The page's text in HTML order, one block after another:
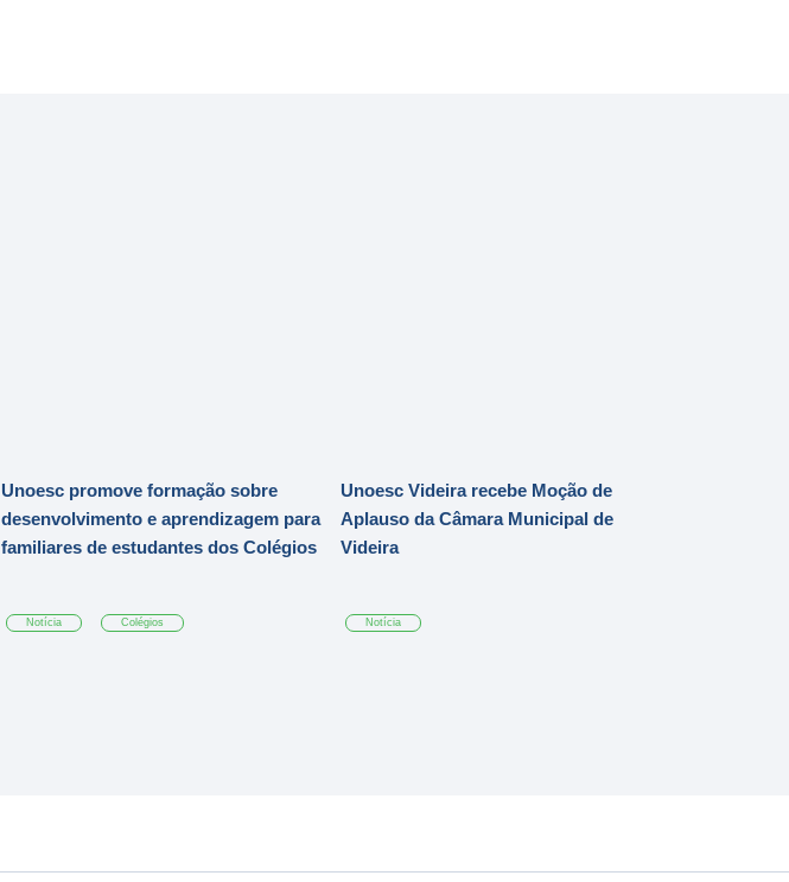
Unoesc promove formação sobre
desenvolvimento e aprendizagem para
familiares de estudantes dos Colégios
Notícia Colégios
Unoesc Videira recebe Moção de
Aplauso da Câmara Municipal de
Videira
Notícia